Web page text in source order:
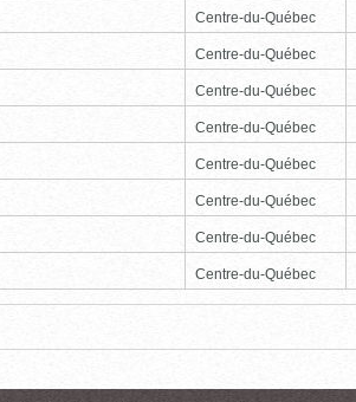
Centre-du-Québec
Centre-du-Québec
Centre-du-Québec
Centre-du-Québec
Centre-du-Québec
Centre-du-Québec
Centre-du-Québec
Centre-du-Québec